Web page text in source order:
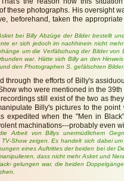
these photographs. His oversight
beforehand, taken the
bei Billy Abzüge der Bilder bestellt
er sich jedoch im nachhinein nicht
um die Verfälschung der Bilder
war. Hätte sich Billy an den
den Photographen S. gefälschten Bilder.
through the efforts of Billy's
who were mentioned in the
still exist of the two as
Billy's pictures to the
expedited when the "Men in
machinations---probably even
Arbeit von Billys unermüdlichem
Show zeigen. Es handelt sich dabei
eines Auftrittes der beiden bei der
dass nicht mehr Asket und
gelungen war, die beiden